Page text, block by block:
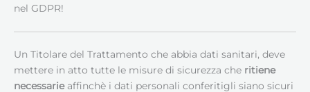
nel GDPR!
Un Titolare del Trattamento che abbia dati sanitari, deve
mettere in atto tutte le misure di sicurezza che ritiene
necessarieaffinchè i dati personali conferitigli siano sicuri